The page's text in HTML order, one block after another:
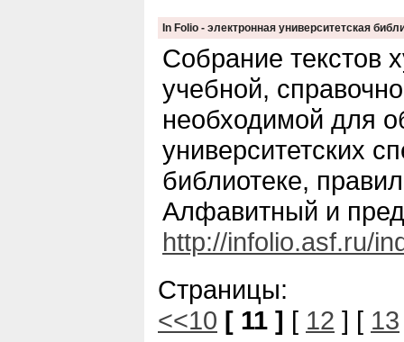
In Folio - электронная университетская
Собрание текстов
учебной,
необходимой для
университетских
библиотеке,
Алфавитный и
http://infolio.asf.ru/
Страницы:
<<10 [ 11 ] [ 12 ] [ 13